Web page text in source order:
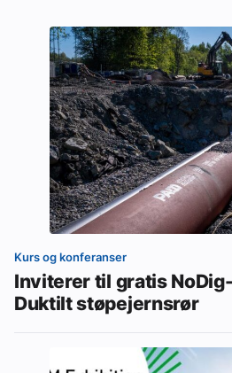
Kurs og konferanser
Inviterer til gratis
Duktilt støpejernsrør